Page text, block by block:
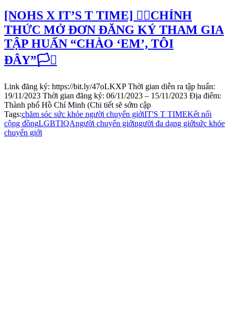
[NOHS X IT’S T TIME] 🏳️‍🌈CHÍNH
THỨC MỞ ĐƠN ĐĂNG KÝ THAM GIA
TẬP HUẤN “CHÀO ‘EM’, TÔI
ĐÂY”🏳️‍⚧️
Link đăng ký: https://bit.ly/47oLKXP Thời gian diễn ra tập huấn:
19/11/2023 Thời gian đăng ký: 06/11/2023 – 15/11/2023 Địa điểm:
Thành phố Hồ Chí Minh (Chi tiết sẽ sớm cập
Tags:chăm sóc sức khỏe người chuyển giớiIT'S T TIMEKết nối
cộng đồngLGBTIQAngười chuyển giớingười đa dạng giớisức khỏe
chuyển giới